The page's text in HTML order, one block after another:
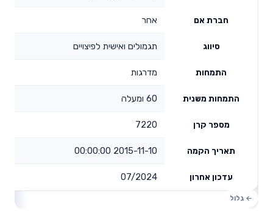
חברת אם אחר
סיווג תגמולים ואישית לפיצויים
התמחות מדרגות
התמחות משנית 60 ומעלה
מספר קרן 7220
תאריך הקמה 2015-11-10 00:00:00
עדכון אחרון 07/2024